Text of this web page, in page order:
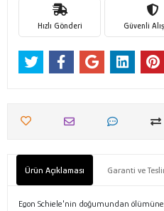
Hızlı Gönderi Güvenli
Ürün Açıklaması Garanti ve
Egon Schiele'nin doğumundan